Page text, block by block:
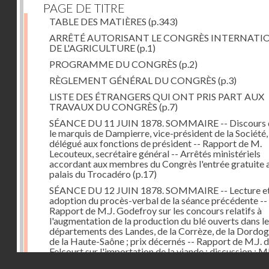
PAGE DE TITRE
TABLE DES MATIÈRES (p.343)
ARRÊTÉ AUTORISANT LE CONGRÈS
DE L'AGRICULTURE(p.1)
PROGRAMME DU CONGRÈS (p.2)
RÈGLEMENT GÉNÉRAL DU CONGRÈS (p.3)
LISTE DES ÉTRANGERS QUI ONT PRIS PART AUX
TRAVAUX DU CONGRÈS (p.7)
SÉANCE DU 11 JUIN 1878. SOMMAIRE -- Discours
le marquis de Dampierre, vice-président de la Société,
délégué aux fonctions de président -- Rapport de M.
Lecouteux, secrétaire général -- Arrêtés ministériels
accordant aux membres du Congrès l'entrée gratuite
palais du Trocadéro (p.17)
SÉANCE DU 12 JUIN 1878. SOMMAIRE -- Lecture
adoption du procès-verbal de la séance précédente --
Rapport de M.J. Godefroy sur les concours relatifs à
l'augmentation de la production du blé ouverts dans
départements des Landes, de la Corrèze, de la
de la Haute-Saône ; prix décernés -- Rapport de M.J.
Felcourt sur l'importation de la viande ; discussion :